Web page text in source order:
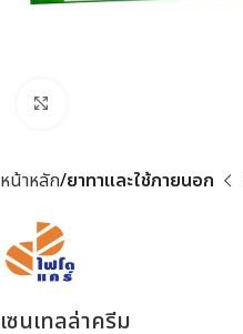
หน้าหลัก ยาทาและใช้ภายนอก
เซนเทลล่าครีม